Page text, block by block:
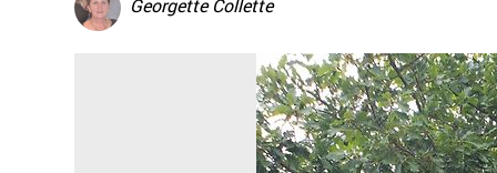
Georgette Collette